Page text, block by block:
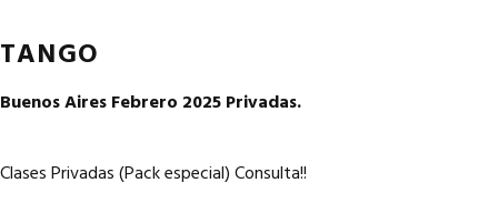
TANGO
Buenos Aires Febrero 2025Privadas.
Clases Privadas (Pack especial) Consulta!!